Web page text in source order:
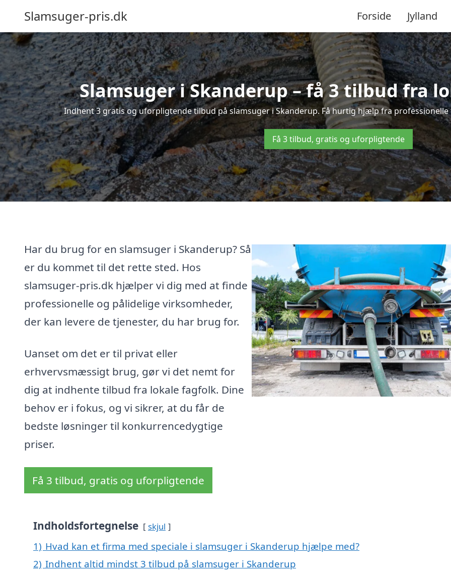
Slamsuger-pris.dk Forside Jylland
Slamsuger i Skanderup – få 3 tilbud fra
Indhent 3 gratis og uforpligtende tilbud på slamsuger i Skanderup. Få hurtig hjælp fra
Få 3 tilbud, gratis og uforpligtende
Har du brug for en slamsuger i Skanderup? Så
er du kommet til det rette sted. Hos
slamsuger-pris.dk hjælper vi dig med at finde
professionelle og pålidelige virksomheder,
der kan levere de tjenester, du har brug for.
Uanset om det er til privat eller
erhvervsmæssigt brug, gør vi det nemt for
dig at indhente tilbud fra lokale fagfolk. Dine
behov er i fokus, og vi sikrer, at du får de
bedste løsninger til konkurrencedygtige
priser.
Få 3 tilbud, gratis og uforpligtende
Indholdsfortegnelse skjul
1) Hvad kan et firma med speciale i slamsuger i Skanderup hjælpe med?
2) Indhent altid mindst 3 tilbud på slamsuger i Skanderup